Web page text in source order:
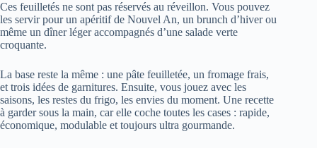
Ces feuilletés ne sont pas réservés au réveillon. Vous pouvez
les servir pour un apéritif de Nouvel An, un brunch d’hiver ou
même un dîner léger accompagnés d’une salade verte
croquante.
La base reste la même : une pâte feuilletée, un fromage frais,
et trois idées de garnitures. Ensuite, vous jouez avec les
saisons, les restes du frigo, les envies du moment. Une recette
à garder sous la main, car elle coche toutes les cases : rapide,
économique, modulable et toujours ultra gourmande.